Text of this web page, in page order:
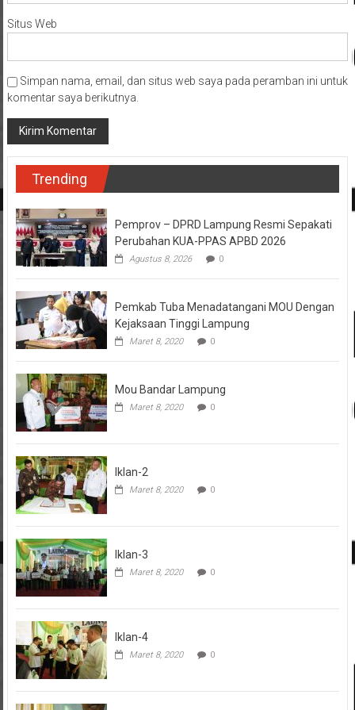
Situs Web
Simpan nama, email, dan situs web saya pada peramban ini untuk
komentar saya berikutnya.
Trending
Pemprov – DPRD Lampung Resmi Sepakati
Perubahan KUA-PPAS APBD 2026
Agustus 8, 2026 0
Pemkab Tuba Menadatangani MOU Dengan
Kejaksaan Tinggi Lampung
Maret 8, 2020 0
Mou Bandar Lampung
Maret 8, 2020 0
Iklan-2
Maret 8, 2020 0
Iklan-3
Maret 8, 2020 0
Iklan-4
Maret 8, 2020 0